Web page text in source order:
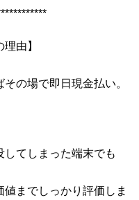
由】
の場で即日現金払い。
てしまった端末でも
までしっかり評価しま